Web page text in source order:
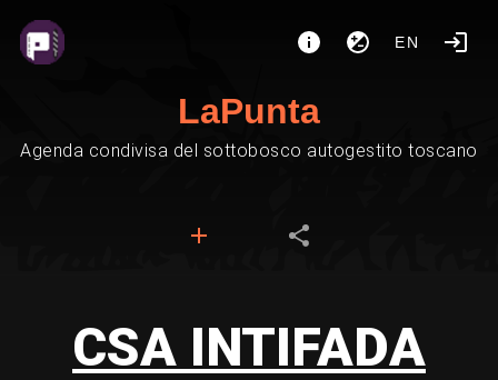
EN
LaPunta
Agenda condivisa del sottobosco autogestito toscano
CSA INTIFADA